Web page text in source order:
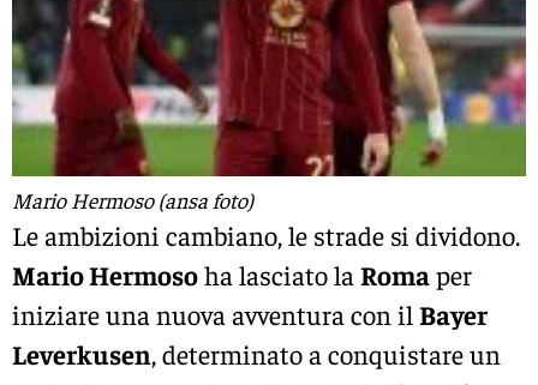
Mario Hermoso (ansa foto)
Le ambizioni cambiano, le strade si dividono.
Mario Hermosoha lasciato la Romaper
iniziare una nuova avventura con il Bayer
Leverkusen, determinato a conquistare un